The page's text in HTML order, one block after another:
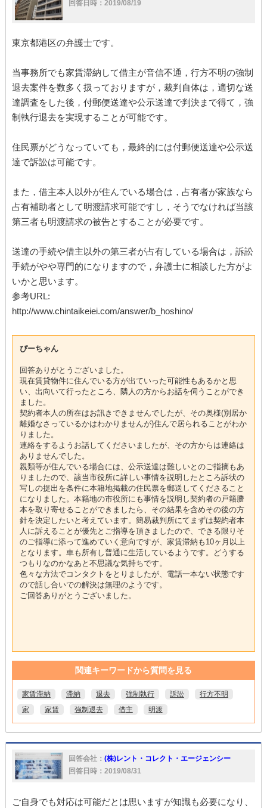
回答日時：2019/08/19
東京都港区の弁護士です。
当事務所でも家賃滞納して借主が音信不通，行方不明の強制
退去案件を数多く扱っておりますが，裁判自体は，適切な送
達調査をした後，付郵便送達や公示送達で判決まで得て，強
制執行退去を実現することが可能です。
住民票がどうなっていても，最終的には付郵便送達や公示送
達で訴訟は可能です。
また，借主本人以外が住んでいる場合は，占有者が家族なら
占有補助者として明渡請求可能ですし，そうでなければ当該
第三者も明渡請求の被告とすることが必要です。
送達の手続や借主以外の第三者が占有している場合は，訴訟
手続がやや専門的になりますので，弁護士に相談した方がよ
いかと思います。
参考URL:
http://www.chintaikeiei.com/answer/b_hoshino/
ぴーちゃん
回答ありがとうございました。
現在賃貸物件に住んでいる方が出ていった可能性もあるかと思
い、出向いて行ったところ、隣人の方からお話を伺うことができ
ました。
契約者本人の所在はお訊きできませんでしたが、その奥様(別居か
離婚なさっているかはわかりませんが)住んで居られることがわか
りました。
連絡をするようお話してくださいましたが、その方からは連絡は
ありませんでした。
親類等が住んでいる場合には、公示送達は難しいとのご指摘もあ
りましたので、該当市役所に詳しい事情を説明したところ訴状の
写しの提出を条件に本籍地掲載の住民票を郵送してくださること
になりました。本籍地の市役所にも事情を説明し契約者の戸籍謄
本を取り寄せることができましたら、その結果を含めその後の方
針を決定したいと考えています。簡易裁判所にてまずは契約者本
人に訴えることが優先とご指導を頂きましたので、できる限りそ
のご指導に添って進めていく意向ですが、家賃滞納も10ヶ月以上
となります。車も所有し普通に生活しているようです。どうする
つもりなのかなあと不思議な気持ちです。
色々な方法でコンタクトをとりましたが、電話一本ない状態です
ので話し合いでの解決は無理のようです。
ご回答ありがとうございました。
関連キーワードから質問を見る
家賃滞納 滞納 退去 強制執行 訴訟
行方不明
家
家賃 強制退去 借主 明渡
回答会社： (株)レント・コレクト・エージェンシー
回答日時：2019/08/31
ご自身でも対応は可能だとは思いますが知識も必要になり、